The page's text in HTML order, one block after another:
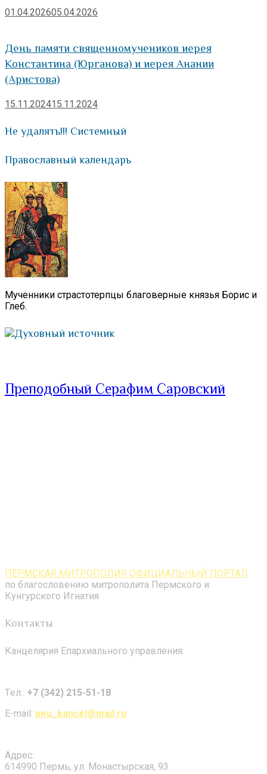
01.04.202605.04.2026
День памяти священномучеников иерея
Константина (Юрганова) и иерея Анании
(Аристова)
15.11.202415.11.2024
Не удалять!!! Системный
Православный календарь
Мученники страстотерпцы благоверные князья Борис и
Глеб.
Духовный источник
Преподобный Серафим Саровский
ПЕРМСКАЯ МИТРОПОЛИЯ ОФИЦИАЛЬНЫЙ ПОРТАЛ
по благословению митрополита Пермского и
Кунгурского Игнатия
Контакты
Канцелярия Епархиального управления:
Tел.: +7 (342) 215-51-18
E-mail: peu_kancel@mail.ru
Адрес:
614990 Пермь, ул. Монастырская, 93